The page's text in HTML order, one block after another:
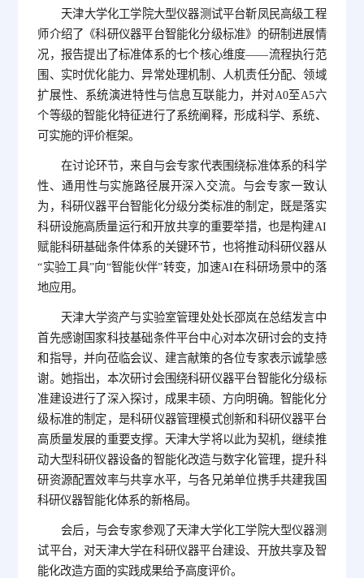
天津大学化工学院大型仪器测试平台靳凤民高级工程
师介绍了《科研仪器平台智能化分级标准》的研制进展情
况，报告提出了标准体系的七个核心维度——流程执行范
围、实时优化能力、异常处理机制、人机责任分配、领域
扩展性、系统演进特性与信息互联能力，并对A0至A5六
个等级的智能化特征进行了系统阐释，形成科学、系统、
可实施的评价框架。
在讨论环节，来自与会专家代表围绕标准体系的科学
性、通用性与实施路径展开深入交流。与会专家一致认
为，科研仪器平台智能化分级分类标准的制定，既是落实
科研设施高质量运行和开放共享的重要举措，也是构建AI
赋能科研基础条件体系的关键环节，也将推动科研仪器从
“实验工具”向“智能伙伴”转变，加速AI在科研场景中的落
地应用。
天津大学资产与实验室管理处处长邵岚在总结发言中
首先感谢国家科技基础条件平台中心对本次研讨会的支持
和指导，并向莅临会议、建言献策的各位专家表示诚挚感
谢。她指出，本次研讨会围绕科研仪器平台智能化分级标
准建设进行了深入探讨，成果丰硕、方向明确。智能化分
级标准的制定，是科研仪器管理模式创新和科研仪器平台
高质量发展的重要支撑。天津大学将以此为契机，继续推
动大型科研仪器设备的智能化改造与数字化管理，提升科
研资源配置效率与共享水平，与各兄弟单位携手共建我国
科研仪器智能化体系的新格局。
会后，与会专家参观了天津大学化工学院大型仪器测
试平台，对天津大学在科研仪器平台建设、开放共享及智
能化改造方面的实践成果给予高度评价。